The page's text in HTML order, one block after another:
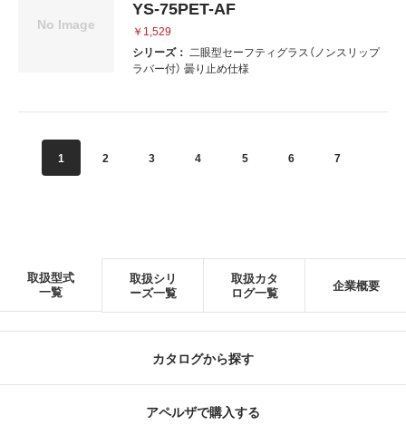
YS-75PET-AF
￥1,529
シリーズ： 二眼型セーフティグラス（ノンスリップ
ラバー付） 曇り止め仕様
1 2 3 4 5 6 7
取扱型式
一覧
取扱シリ
ーズ一覧
取扱カタ
ログ一覧
企業概要
カタログから探す
アペルザで購入する